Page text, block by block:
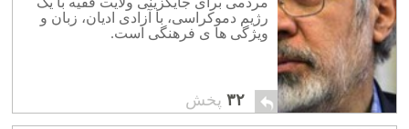
رژیم دموکراسی، با آزادی ادیان، زبان و
ویژگی ها ی فرهنگی است.
۳۲ پخش